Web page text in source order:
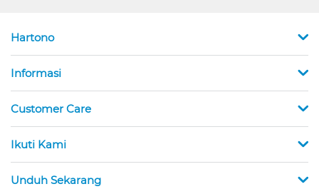
Hartono
Informasi
Customer Care
Ikuti Kami
Unduh Sekarang